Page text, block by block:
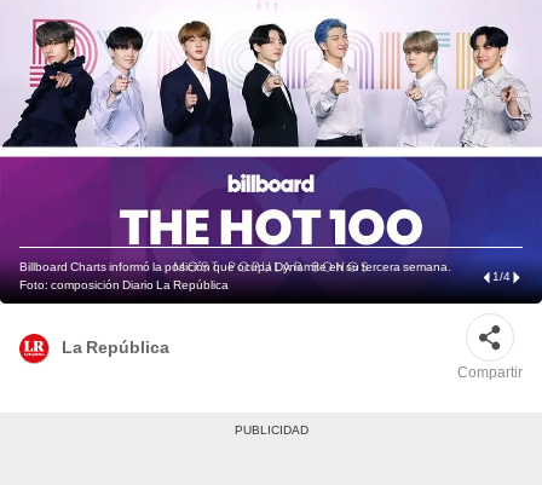
Billboard Charts informó la posición que ocupa Dynamite en su tercera semana.
Foto: composición Diario La República
1/4
La República
Compartir